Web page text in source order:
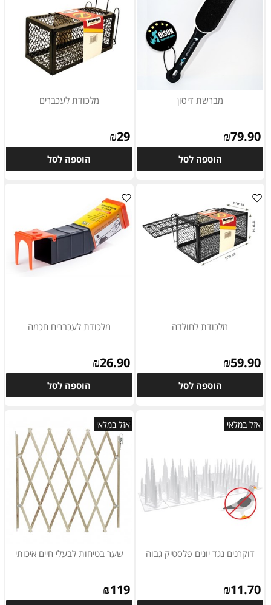
מברשת דיסון
₪79.90
הוספה לסל
מלכודת לעכברים
₪29
הוספה לסל
מלכודת לחולדה
₪59.90
הוספה לסל
מלכודת לעכברים חכמה
₪26.90
הוספה לסל
אזל במלאי
דוקרנים נגד יונים פלסטיק גבוה
₪11.70
אזל במלאי
שער בטיחות לבעלי חיים איכותי
₪119